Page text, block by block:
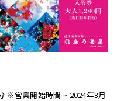
※営業開始時間 ~ 2024年3月